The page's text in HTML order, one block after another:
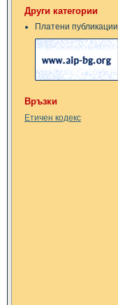
Други категории
Платени публикации
Връзки
Етичен кодекс